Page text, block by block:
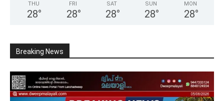
THU
28°
FRI
28°
SAT
28°
SUN
28°
MON
28°
Breaking News